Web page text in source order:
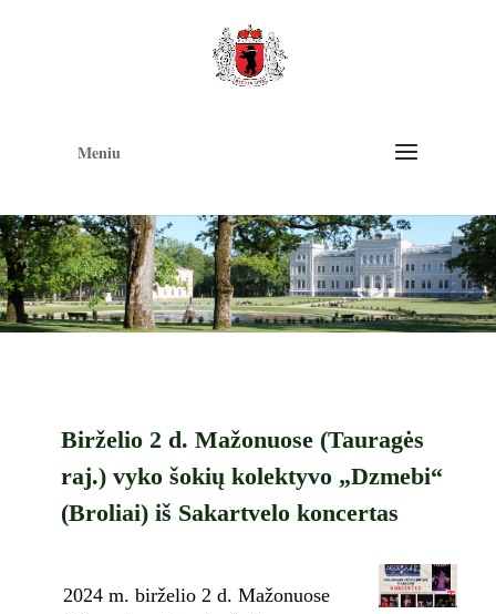
Meniu
Birželio 2 d. Mažonuose (Tauragės
raj.) vyko šokių kolektyvo „Dzmebi“
(Broliai) iš Sakartvelo koncertas
2024 m. birželio 2 d. Mažonuose